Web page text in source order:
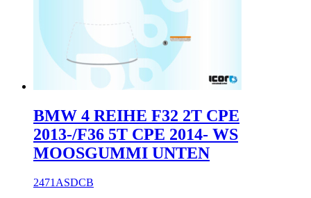
BMW 4 REIHE F32 2T CPE
2013-/F36 5T CPE 2014- WS
MOOSGUMMI UNTEN
2471ASDCB